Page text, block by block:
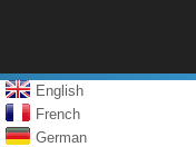
English
French
German